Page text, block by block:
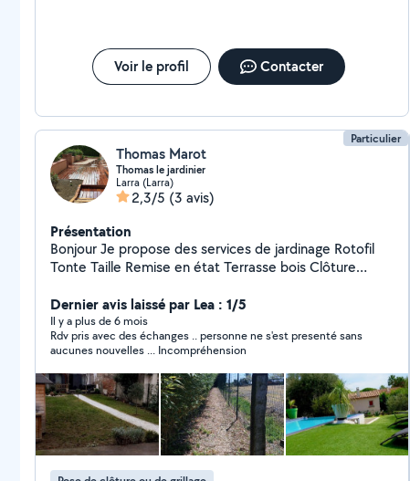
Voir le profil Contacter
Particulier
Thomas Marot
Thomas le jardinier
Larra (Larra)
2,3/5 (3 avis)
Présentation
Bonjour Je propose des services de jardinage Rotofil
Tonte Taille Remise en état Terrasse bois Clôture
Dernier avis laissé par Lea : 1/5
Il y a plus de 6 mois
Rdv pris avec des échanges .. personne ne s'est presenté sans
aucunes nouvelles ... Incompréhension